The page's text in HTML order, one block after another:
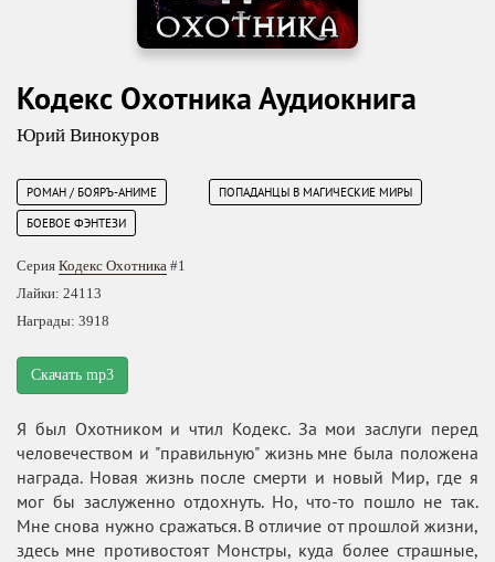
Кодекс Охотника Аудиокнига
Юрий Винокуров
РОМАН / БОЯРЪ-АНИМЕ
ПОПАДАНЦЫ В МАГИЧЕСКИЕ МИРЫ
БОЕВОЕ ФЭНТЕЗИ
Серия Кодекс Охотника #1
Лайки: 24113
Награды: 3918
Скачать mp3
Я был Охотником и чтил Кодекс. За мои заслуги перед
человечеством и "правильную" жизнь мне была положена
награда. Новая жизнь после смерти и новый Мир, где я
мог бы заслуженно отдохнуть. Но, что-то пошло не так.
Мне снова нужно сражаться. В отличие от прошлой жизни,
здесь мне противостоят Монстры, куда более страшные,